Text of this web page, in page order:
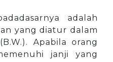
adalah
yang diatur dalam
Apabila orang
janji yang